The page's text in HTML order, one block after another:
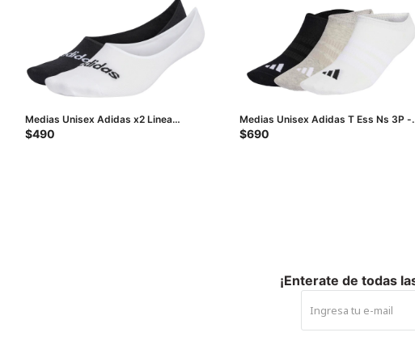
Medias Unisex Adidas x2 Linea
Ballerina - Negro - Blanco
$490
Medias Unisex Adidas T Ess Ns 3P -
Negro - Blanco - Gris
$690
¡Enterate de todas